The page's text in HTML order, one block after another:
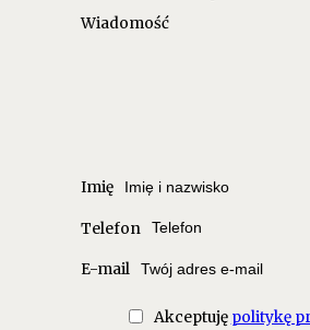
Wiadomość
Imię
Telefon
E-mail
Akceptuję politykę